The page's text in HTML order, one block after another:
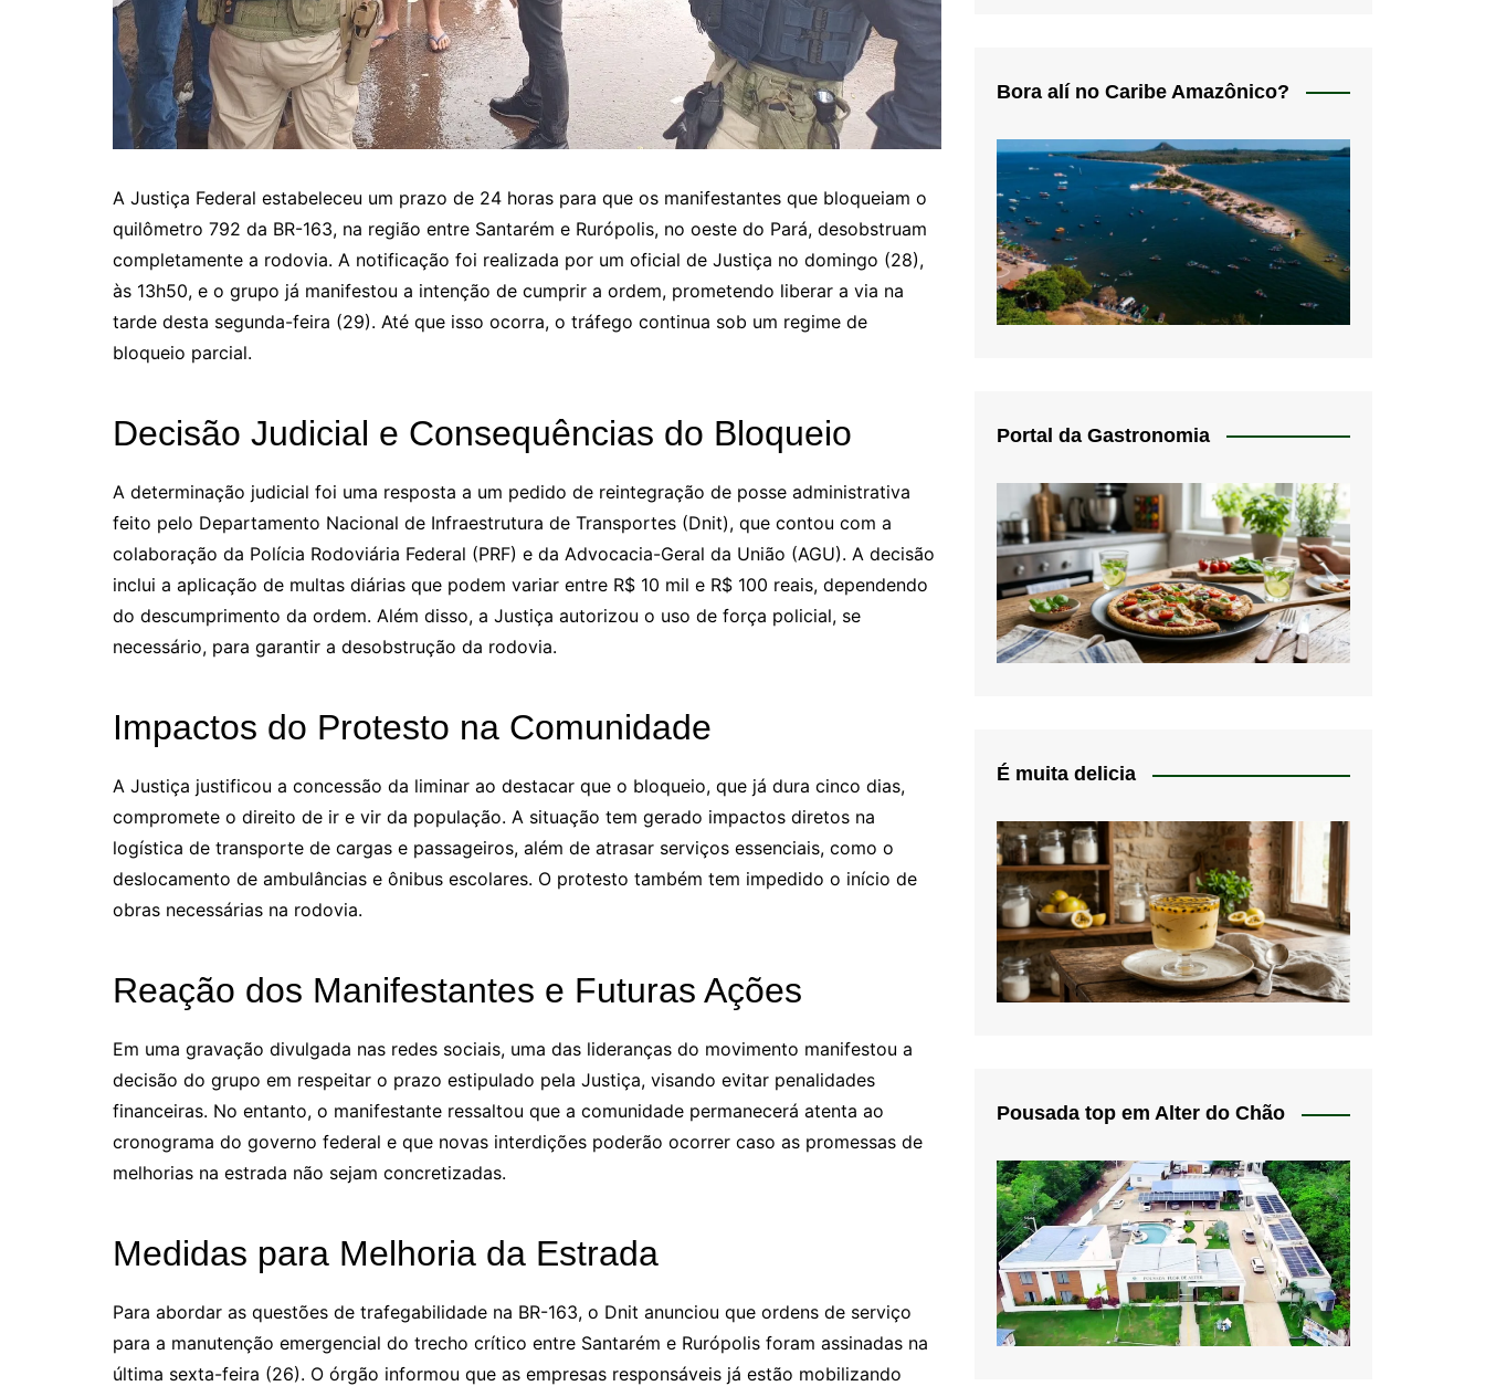
A Justiça Federal estabeleceu um prazo de 24 horas para que os manifestantes que bloqueiam o
quilômetro 792 da BR-163, na região entre Santarém e Rurópolis, no oeste do Pará, desobstruam
completamente a rodovia. A notificação foi realizada por um oficial de Justiça no domingo (28),
às 13h50, e o grupo já manifestou a intenção de cumprir a ordem, prometendo liberar a via na
tarde desta segunda-feira (29). Até que isso ocorra, o tráfego continua sob um regime de
bloqueio parcial.
Decisão Judicial e Consequências do Bloqueio
A determinação judicial foi uma resposta a um pedido de reintegração de posse administrativa
feito pelo Departamento Nacional de Infraestrutura de Transportes (Dnit), que contou com a
colaboração da Polícia Rodoviária Federal (PRF) e da Advocacia-Geral da União (AGU). A decisão
inclui a aplicação de multas diárias que podem variar entre R$ 10 mil e R$ 100 reais, dependendo
do descumprimento da ordem. Além disso, a Justiça autorizou o uso de força policial, se
necessário, para garantir a desobstrução da rodovia.
Impactos do Protesto na Comunidade
A Justiça justificou a concessão da liminar ao destacar que o bloqueio, que já dura cinco dias,
compromete o direito de ir e vir da população. A situação tem gerado impactos diretos na
logística de transporte de cargas e passageiros, além de atrasar serviços essenciais, como o
deslocamento de ambulâncias e ônibus escolares. O protesto também tem impedido o início de
obras necessárias na rodovia.
Reação dos Manifestantes e Futuras Ações
Em uma gravação divulgada nas redes sociais, uma das lideranças do movimento manifestou a
decisão do grupo em respeitar o prazo estipulado pela Justiça, visando evitar penalidades
financeiras. No entanto, o manifestante ressaltou que a comunidade permanecerá atenta ao
cronograma do governo federal e que novas interdições poderão ocorrer caso as promessas de
melhorias na estrada não sejam concretizadas.
Medidas para Melhoria da Estrada
Para abordar as questões de trafegabilidade na BR-163, o Dnit anunciou que ordens de serviço
para a manutenção emergencial do trecho crítico entre Santarém e Rurópolis foram assinadas na
última sexta-feira (26). O órgão informou que as empresas responsáveis já estão mobilizando
Bora alí no Caribe Amazônico?
Portal da Gastronomia
É muita delicia
Pousada top em Alter do Chão